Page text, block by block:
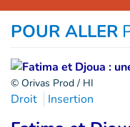
POUR ALLER
© Orivas Prod / HI
Droit Insertion